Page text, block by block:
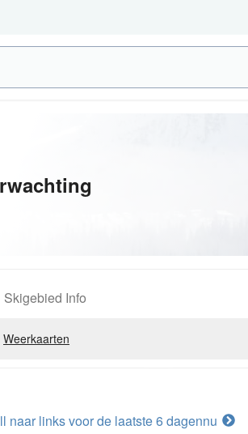
Skigebied Info
Weerkaarten
naar links voor de laatste 6 dagennu